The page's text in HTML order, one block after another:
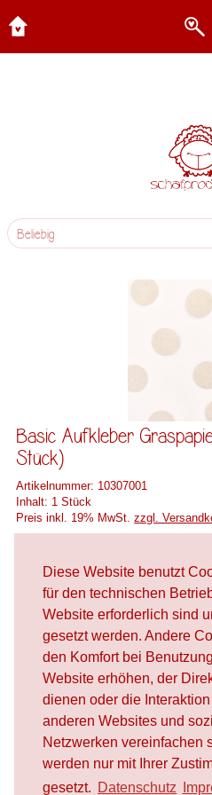
Diese Website benutzt
für den technischen
Website erforderlich sind
gesetzt werden. Andere
den Komfort bei
Website erhöhen, der
dienen oder die
anderen Websites und
Netzwerken vereinfachen
werden nur mit Ihrer
gesetzt. Datenschutz
Basic Aufkleber
Stück)
Artikelnummer: 10307001
Inhalt: 1 Stück
Preis inkl. 19% MwSt.zzgl.
2,00 € In den Warenkorb